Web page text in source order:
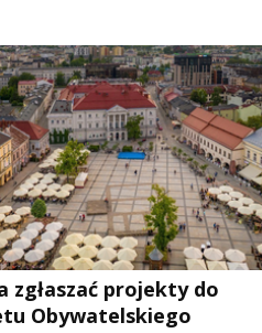
zgłaszać projekty do
Obywatelskiego